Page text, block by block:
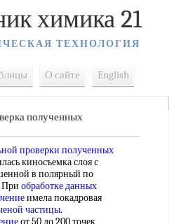
химика 21
ТЕХНОЛОГИЯ
О сайте English
полученных
проверки полученных
киносъемка слоя с
в полярный по
При обработке данных
имела покадровая
частицы.
от 50 до 200 точек